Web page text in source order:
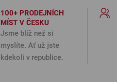
100+ PRODEJNÍCH
MÍST V ČESKU
Jsme blíž než si
myslíte. Ať už jste
kdekoli v republice.